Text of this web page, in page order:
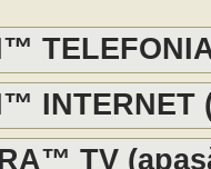
INTERNET
TV